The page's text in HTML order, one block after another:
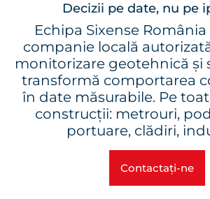
Decizii pe date, nu pe
Echipa Sixense
companie locală
monitorizare geotehnică
transformă comportarea
în date măsurabile. Pe
construcții: metrouri,
portuare, clădiri,
Contactați-ne